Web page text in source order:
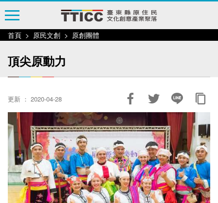
跳
到
主
要首頁 原民文創 原創團體
頂尖原動力
更新 ： 2020-04-28